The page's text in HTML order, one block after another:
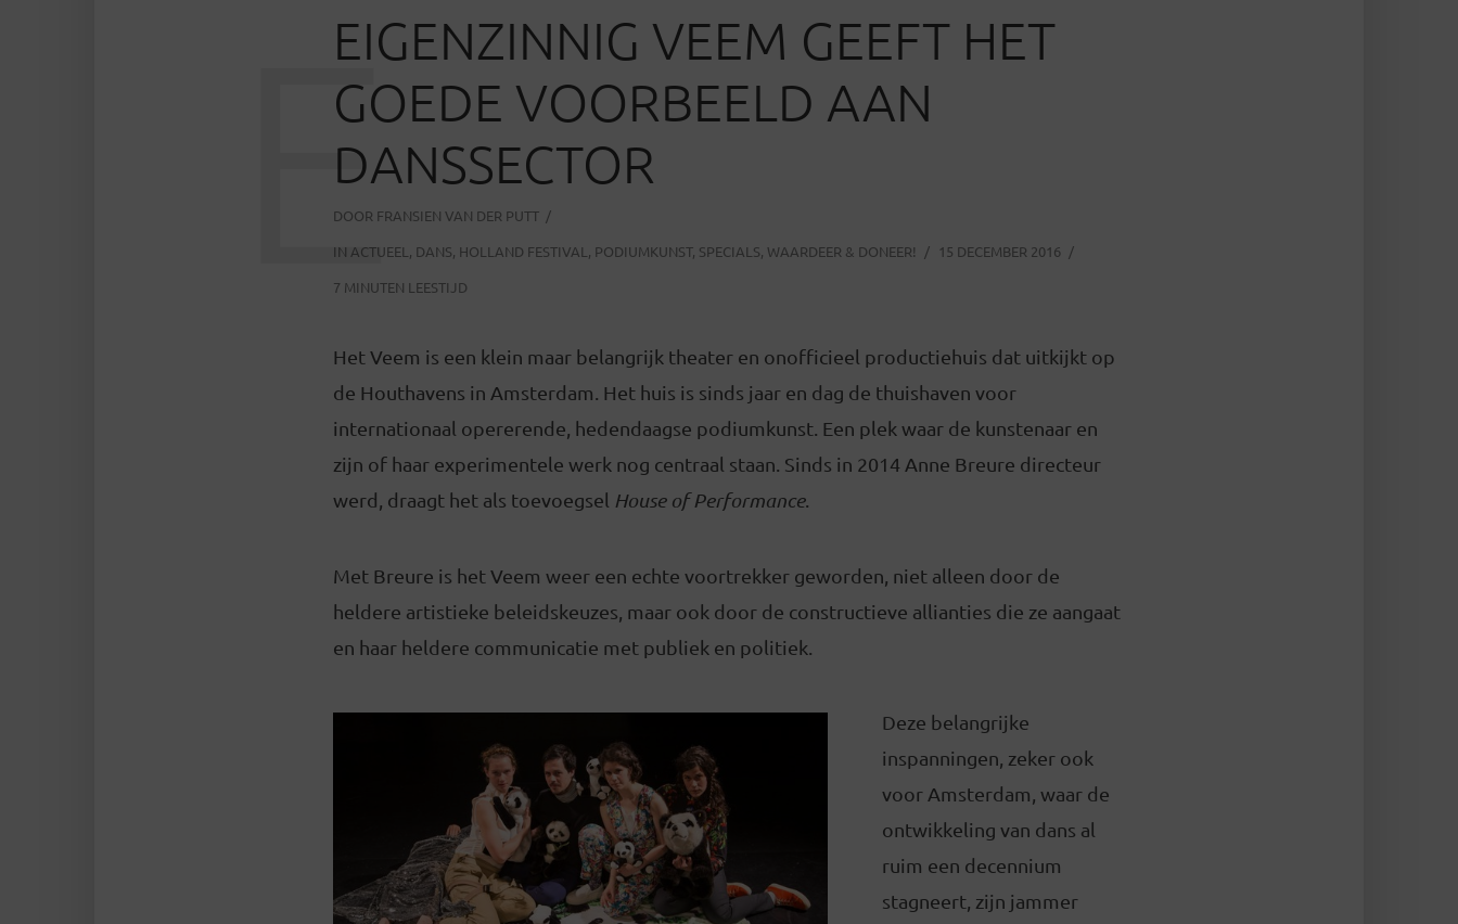
EIGENZINNIG VEEM GEEFT HET
GOEDE VOORBEELD AAN
DANSSECTOR
DOOR FRANSIEN VAN DER PUTT
IN ACTUEEL , DANS, HOLLAND FESTIVAL , PODIUMKUNST, SPECIALS, WAARDEER & DONEER!
15 DECEMBER 2016
7 MINUTEN LEESTIJD
E
Het Veem is een klein maar belangrijk theater en onofficieel productiehuis dat uitkijkt op
de Houthavens in Amsterdam. Het huis is sinds jaar en dag de thuishaven voor
internationaal opererende, hedendaagse podiumkunst. Een plek waar de kunstenaar en
zijn of haar experimentele werk nog centraal staan. Sinds in 2014 Anne Breure directeur
werd, draagt het als toevoegsel House of Performance.
Met Breure is het Veem weer een echte voortrekker geworden, niet alleen door de
heldere artistieke beleidskeuzes, maar ook door de constructieve allianties die ze aangaat
en haar heldere communicatie met publiek en politiek.
Deze belangrijke
inspanningen, zeker ook
voor Amsterdam, waar de
ontwikkeling van dans al
ruim een decennium
stagneert, zijn jammer